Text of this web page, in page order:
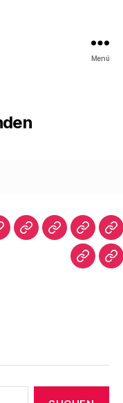
Menü
WarumBibliografie
Vita
|